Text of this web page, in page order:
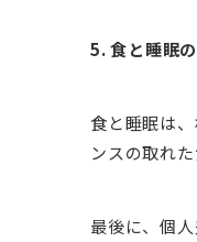
5. 食と睡眠
食と睡眠は
ンスの取れ
最後に、個